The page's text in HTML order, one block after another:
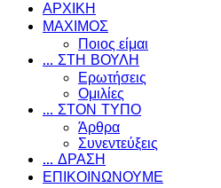
ΑΡΧΙΚΗ
ΜΑΧΙΜΟΣ
Ποιος είμαι
... ΣΤΗ ΒΟΥΛΗ
Ερωτήσεις
Ομιλίες
... ΣΤΟΝ ΤΥΠΟ
Άρθρα
Συνεντεύξεις
... ΔΡΑΣΗ
ΕΠΙΚΟΙΝΩΝΟΥΜΕ